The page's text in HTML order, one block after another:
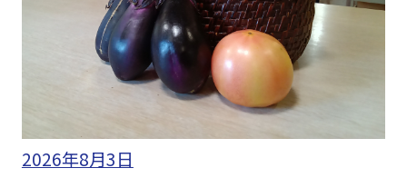
2026年8月3日